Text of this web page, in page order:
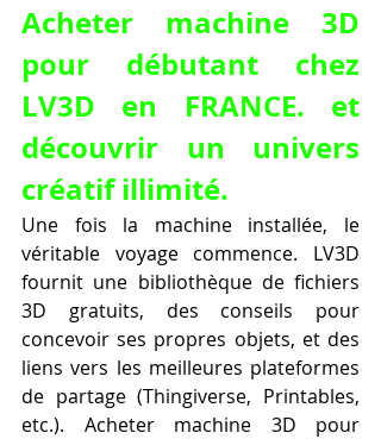
Acheter machine 3D
pour débutant chez
LV3D en FRANCE. et
découvrir un univers
créatif illimité.
Une fois la machine installée, le
véritable voyage commence. LV3D
fournit une bibliothèque de fichiers
3D gratuits, des conseils pour
concevoir ses propres objets, et des
liens vers les meilleures plateformes
de partage (Thingiverse, Printables,
etc.). Acheter machine 3D pour